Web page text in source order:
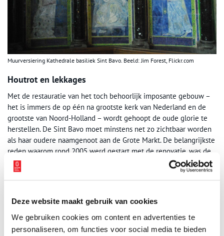
Deze website maakt gebruik van cookies
We gebruiken cookies om content en advertenties te
personaliseren, om functies voor social media te bieden
Muurversiering Kathedrale basiliek Sint Bavo. Beeld: Jim Forest, Flickr.com
Houtrot en lekkages
Met de restauratie van het toch behoorlijk imposante gebouw –
het is immers de op één na grootste kerk van Nederland en de
grootste van Noord-Holland – wordt gehoopt de oude glorie te
herstellen. De Sint Bavo moet minstens net zo zichtbaar worden
als haar oudere naamgenoot aan de Grote Markt. De belangrijkste
reden waarom rond 2005 werd gestart met de renovatie, was de
grote behoefte aan onderhoud. Het onstuimige Hollandse weer
heeft in meerdere opzichten zijn sporen achtergelaten: voegen
torens gezorgd en op sommige plekken kwam het plafond zelfs
naar beneden! Faciliteiten zoals de verwarming waren verouderd
en enkele glas-in-loodramen kwamen bijna uit de sponning.